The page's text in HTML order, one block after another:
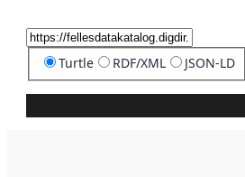
Turtle RDF/XML JSON-LD